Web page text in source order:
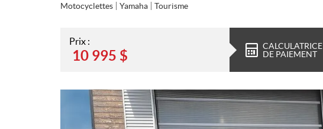
Motocyclettes Yamaha Tourisme
Prix :
10 995 $
CALCULATRICE
DE PAIEMENT